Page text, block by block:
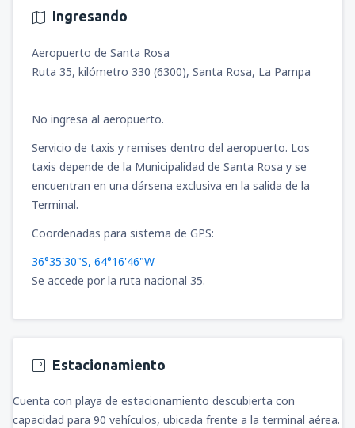
Ingresando
Aeropuerto de Santa Rosa
Ruta 35, kilómetro 330 (6300), Santa Rosa, La Pampa
No ingresa al aeropuerto.
Servicio de taxis y remises dentro del aeropuerto. Los
taxis depende de la Municipalidad de Santa Rosa y se
encuentran en una dársena exclusiva en la salida de la
Terminal.
Coordenadas para sistema de GPS:
36°35'30"S, 64°16'46"W
Se accede por la ruta nacional 35.
Estacionamiento
Cuenta con playa de estacionamiento descubierta con
capacidad para 90 vehículos, ubicada frente a la terminal aérea.